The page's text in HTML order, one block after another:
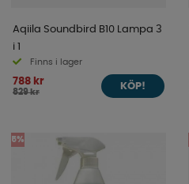
Aqiila Soundbird B10 Lampa 3
i 1
Finns i lager
788 kr
829 kr
KÖP!
5%